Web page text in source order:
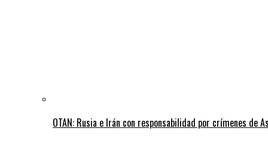
OTAN: Rusia e Irán con responsabilidad por crímenes de